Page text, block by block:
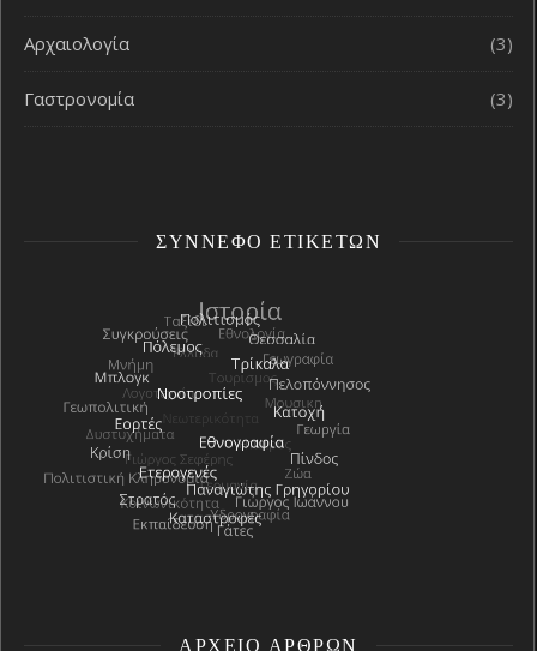
Αρχαιολογία (3)
Γαστρονομία (3)
ΣΎΝΝΕΦΟ ΕΤΙΚΕΤΏΝ
ΑΡΧΕΊΟ ΑΡΘΡΩΝ